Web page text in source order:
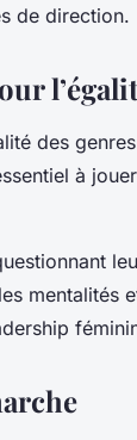
de direction.
des
à
mentalités